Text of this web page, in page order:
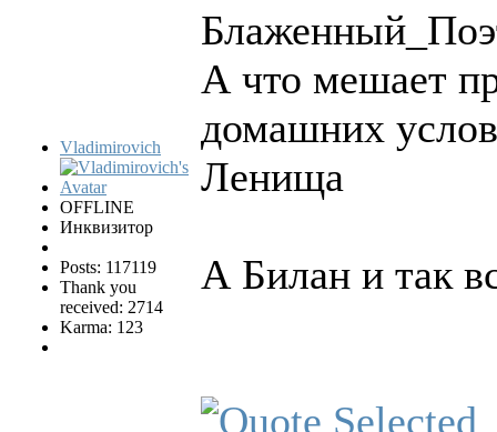
Vladimirovich
OFFLINE
Инквизитор
Posts: 117119
Thank you
received: 2714
Karma: 123
А что мешает
домашних
Ленища
А Билан и так